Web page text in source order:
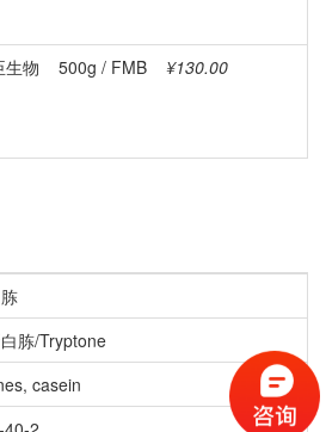
生物 500g / FMB ¥130.00
胨/Tryptone
casein